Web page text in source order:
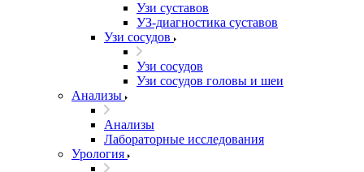
Узи cуставов
УЗ-диагностика суставов
Узи сосудов
Узи сосудов
Узи сосудов головы и шеи
Анализы
Анализы
Лабораторные исследования
Урология